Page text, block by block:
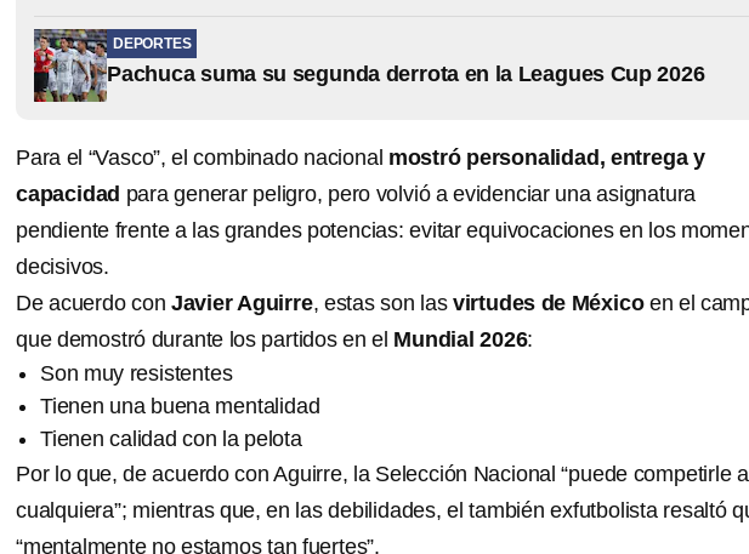
DEPORTES
Pachuca suma su segunda derrota en la Leagues Cup 2026
Para el “Vasco”, el combinado nacional mostró personalidad, entrega y
capacidad para generar peligro, pero volvió a evidenciar una asignatura
pendiente frente a las grandes potencias: evitar equivocaciones en los
decisivos.
De acuerdo con Javier Aguirre, estas son lasvirtudes de Méxicoen el
que demostró durante los partidos en el Mundial 2026:
Son muy resistentes
Tienen una buena mentalidad
Tienen calidad con la pelota
Por lo que, de acuerdo con Aguirre, la Selección Nacional “puede competirle a
cualquiera”; mientras que, en las debilidades, el también exfutbolista resaltó
“mentalmente no estamos tan fuertes”.